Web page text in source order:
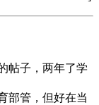
帖子，两年了学
部管，但好在当